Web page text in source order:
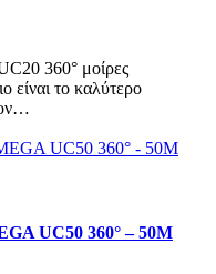
360° μοίρες
είναι το καλύτερο
UC50 360° – 50M